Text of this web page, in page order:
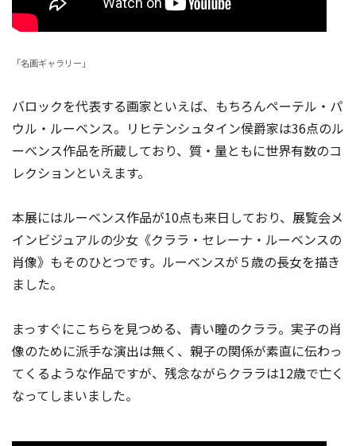
「名画ギャラリー」
バロックを代表する画家といえば、もちろんペーテル・パ
ウル・ルーベンス。リヒテンシュタイン侯爵家は36点のル
ーベンス作品を所蔵しており、質・量ともに世界有数のコ
レクションといえます。
本展にはルーベンス作品が10点も来日しており、展覧会メ
インビジュアルの少女《クララ・セレーナ・ルーベンスの
肖像》もそのひとつです。ルーベンスが５歳の長女を描き
ました。
まっすぐにこちらを見つめる、青い瞳のクララ。実子の肖
像のために派手な演出は無く、親子の関係が素直に伝わっ
てくるような作品ですが、残念ながらクララは12歳で亡く
なってしまいました。